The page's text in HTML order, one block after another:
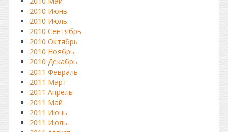
2010 Июнь
2010 Июль
2010 Сентябрь
2010 Октябрь
2010 Ноябрь
2010 Декабрь
2011 Февраль
2011 Март
2011 Апрель
2011 Май
2011 Июнь
2011 Июль